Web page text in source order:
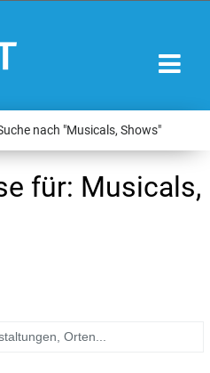
nach "Musicals, Shows"
für: Musicals,